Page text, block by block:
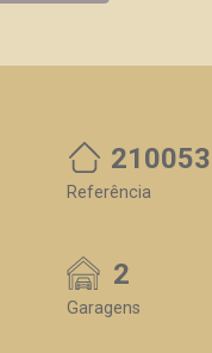
210053
Referência
2
Garagens